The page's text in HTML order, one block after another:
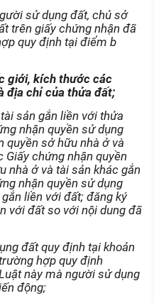
sử dụng đất, chủ sở
trên giấy chứng nhận đã
quy định tại điểm b
giới, kích thước các
địa chỉ của thửa đất;
sản gắn liền với thửa
nhận quyền sử dụng
quyền sở hữu nhà ở và
chứng nhận quyền
nhà ở và tài sản khác gắn
nhận quyền sử dụng
liền với đất; đăng ký
với đất so với nội dung đã
đất quy định tại khoản
hợp quy định
này mà người sử dụng
động;